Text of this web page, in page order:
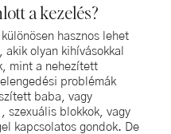
a kezelés?
hasznos lehet
akik olyan kihívásokkal
mint a nehezített
problémák
baba, vagy
szexuális blokkok, vagy
kapcsolatos gondok. De